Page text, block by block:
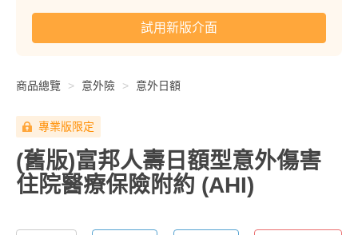
試用新版介面
商品總覽 意外險 意外日額
專業版限定
(舊版)富邦人壽日額型意外傷害
住院醫療保險附約 (AHI)